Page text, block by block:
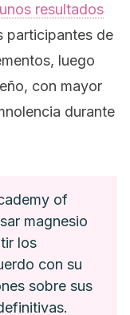
resultados
participantes de
luego
con mayor
durante
of
magnesio
los
con su
sobre sus